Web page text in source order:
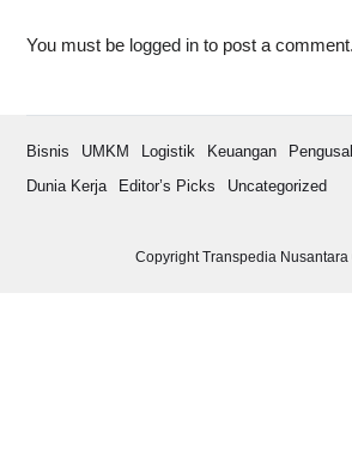
You must be logged into post a comment.
Copyright Transpedia
Bisnis UMKM Logistik Keuangan
Dunia Kerja
Editor’s Picks Uncategorized